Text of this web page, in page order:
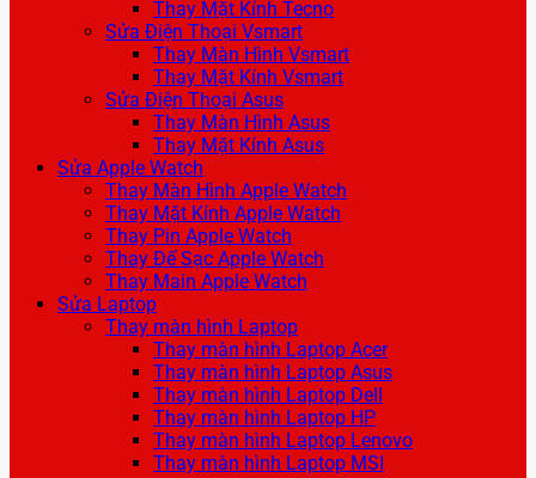
Thay Mặt Kính Tecno
Sửa Điện Thoại Vsmart
Thay Màn Hình Vsmart
Thay Mặt Kính Vsmart
Sửa Điện Thoại Asus
Thay Màn Hình Asus
Thay Mặt Kính Asus
Sửa Apple Watch
Thay Màn Hình Apple Watch
Thay Mặt Kính Apple Watch
Thay Pin Apple Watch
Thay Đế Sạc Apple Watch
Thay Main Apple Watch
Sửa Laptop
Thay màn hình Laptop
Thay màn hình Laptop Acer
Thay màn hình Laptop Asus
Thay màn hình Laptop Dell
Thay màn hình Laptop HP
Thay màn hình Laptop Lenovo
Thay màn hình Laptop MSI